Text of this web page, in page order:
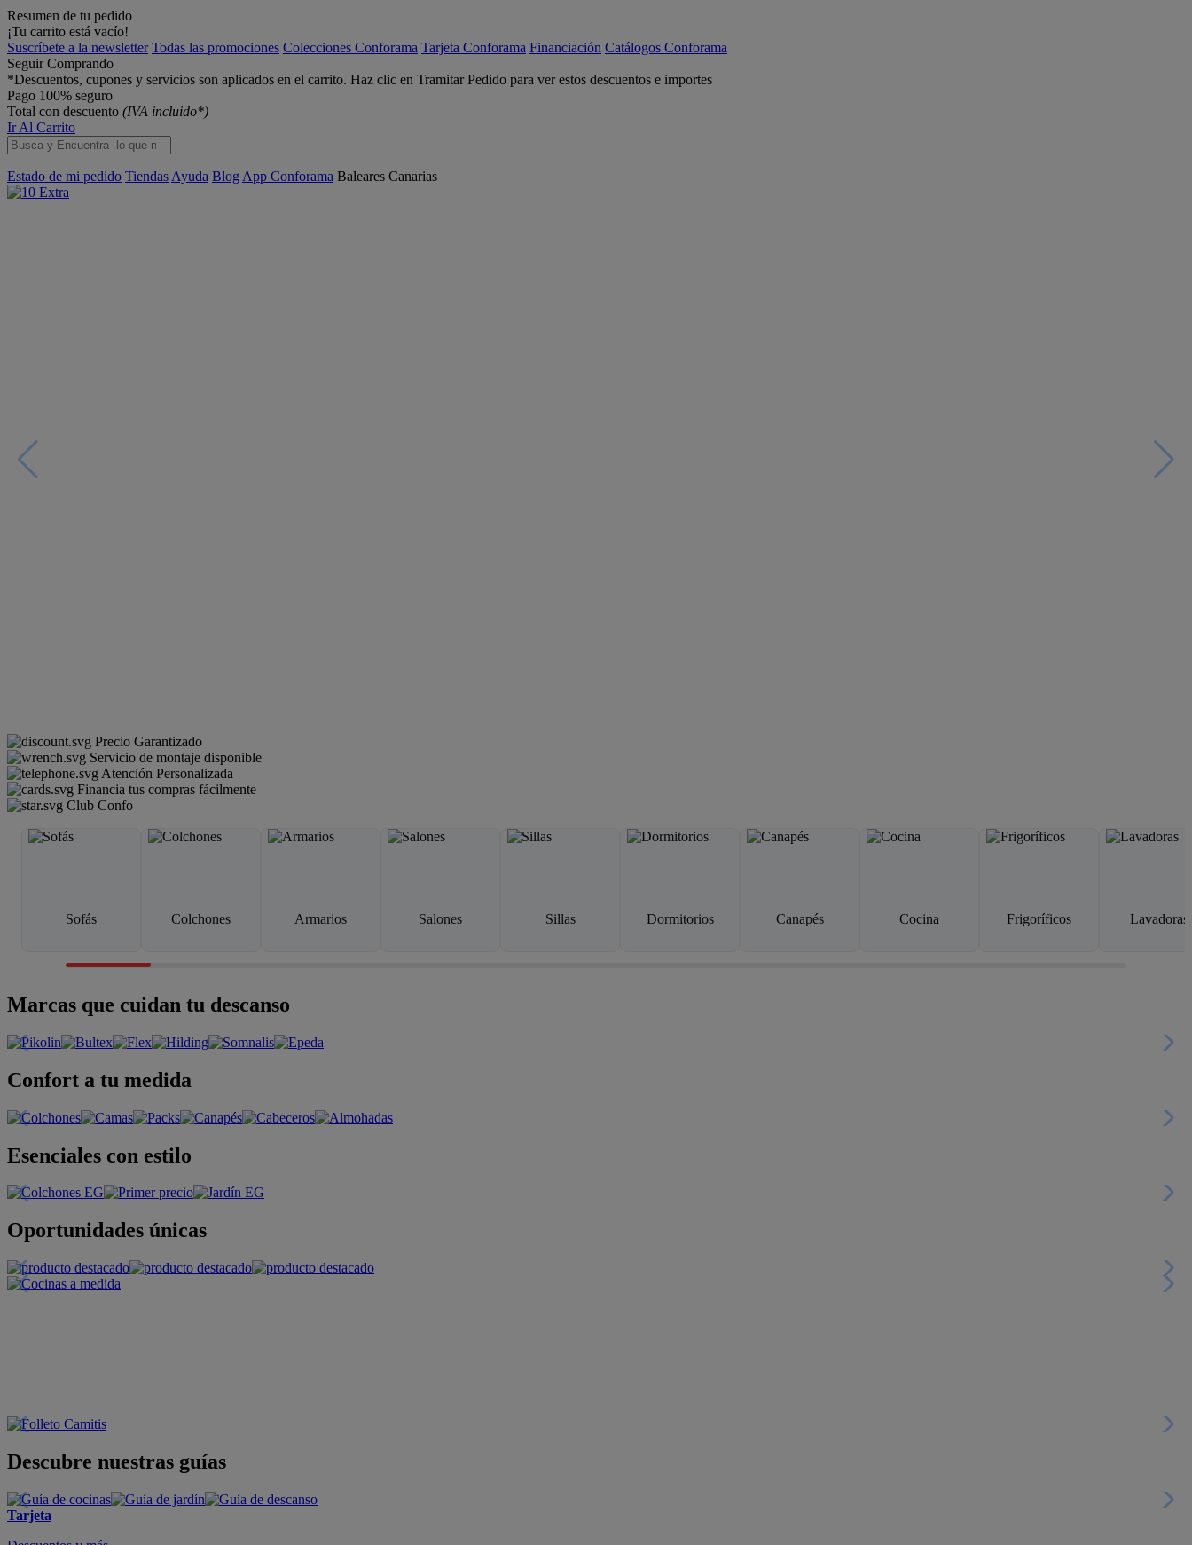
Resumen de tu pedido
¡Tu carrito está vacío!
Suscríbete a la newsletter Todas las promociones Colecciones Conforama Tarjeta Conforama Financiación Catálogos Conforama
Seguir Comprando
*Descuentos, cupones y servicios son aplicados en el carrito. Haz clic en Tramitar Pedido para ver estos descuentos e importes
Pago 100% seguro
Total con descuento (IVA incluido*)
Ir Al Carrito
Estado de mi pedido Tiendas Ayuda Blog App Conforama Baleares Canarias
Precio Garantizado
Servicio de montaje disponible
Atención Personalizada
Financia tus compras fácilmente
Club Confo
Sofás Colchones Armarios Salones Sillas Dormitorios Canapés Cocina Frigoríficos Lavadoras
Marcas que cuidan tu descanso
Confort a tu medida
Esenciales con estilo
Oportunidades únicas
Descubre nuestras guías
Tarjeta